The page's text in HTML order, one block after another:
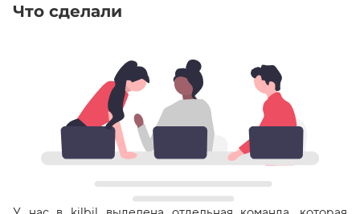
Что сделали